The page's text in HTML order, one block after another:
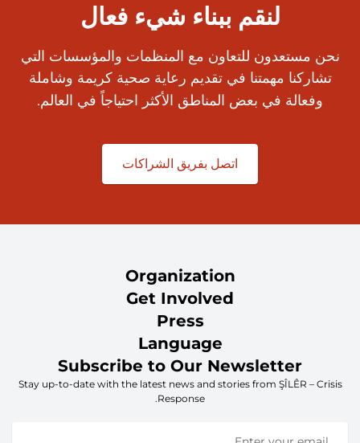
لنقم ببناء شيء فعال
نحن مستعدون للتعاون مع المنظمات والمؤسسات التي
تشاركنا مهمتنا في تقديم رعاية صحية كريمة وشاملة
وفعالة في بعض المناطق الأكثر احتياجاً في العالم.
اتصل بفريق الشراكات
Organization
Get Involved
Press
Language
Subscribe to Our Newsletter
Stay up-to-date with the latest news and stories from ŞÎLÊR – Crisis
Response.